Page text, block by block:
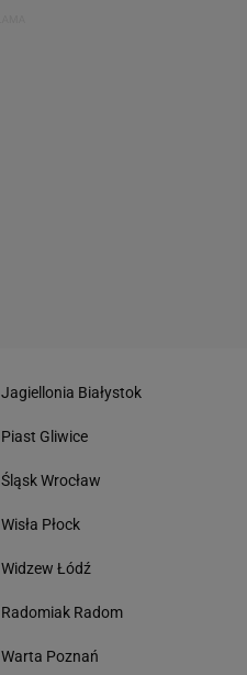
Jagiellonia Białystok
Piast Gliwice
Śląsk Wrocław
Wisła Płock
Widzew Łódź
Radomiak Radom
Warta Poznań